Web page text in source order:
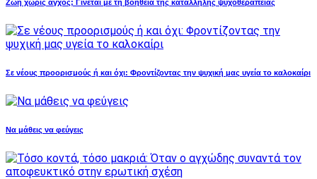
Ζωή χωρίς άγχος; Γίνεται με τη βοήθεια της κατάλληλης ψυχοθεραπείας
Σε νέους προορισμούς ή και όχι: Φροντίζοντας την ψυχική μας υγεία το καλοκαίρι
Να μάθεις να φεύγεις